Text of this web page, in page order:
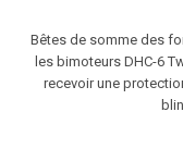
Bêtes de somme des
les bimoteurs DHC-6
recevoir une